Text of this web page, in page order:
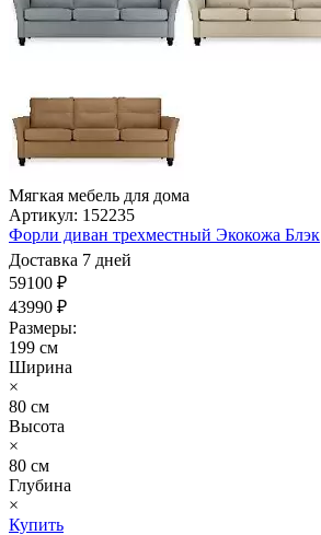
Мягкая мебель для дома
Артикул: 152235
Форли диван трехместный Экокожа Блэк
Доставка 7 дней
59100 ₽
43990 ₽
Размеры:
199 см
Ширина
×
80 см
Высота
×
80 см
Глубина
×
Купить